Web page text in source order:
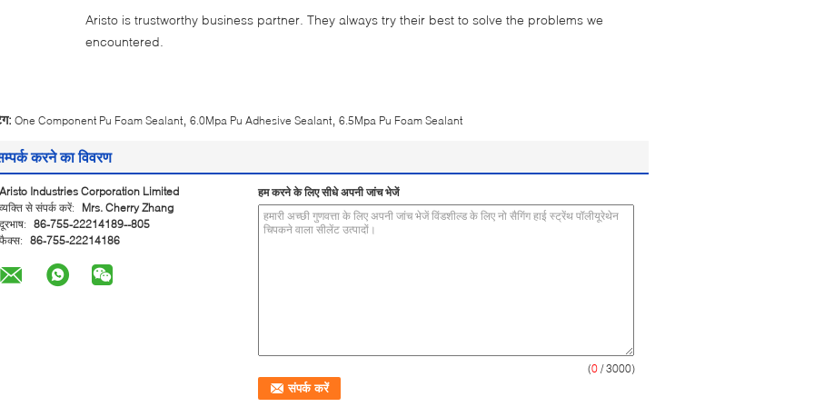
Aristo is trustworthy business partner. They always try their best to solve the problems we
encountered.
One Component Pu Foam Sealant 6.0Mpa Pu Adhesive Sealant 6.5Mpa Pu Foam Sealant
करने का विवरण
Aristo Industries Corporation Limited
व्यक्ति से संपर्क करें:
Mrs. Cherry Zhang
दूरभाष: 86-755-22214189--805
फैक्स: 86-755-22214186
हम करने के लिए सीधे अपनी जांच भेजें
(0 / 3000)